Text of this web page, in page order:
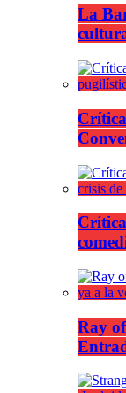
La
Ray